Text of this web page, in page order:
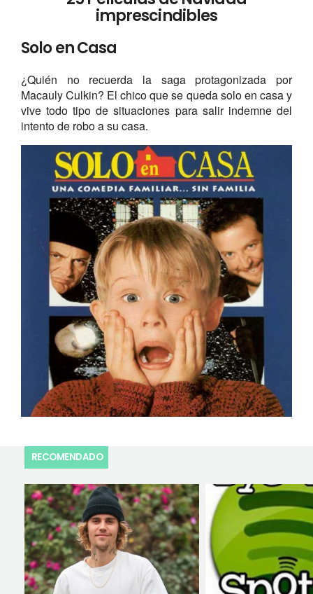
imprescindibles
Solo en Casa
¿Quién no recuerda la saga protagonizada por
Macauly Culkin? El chico que se queda solo en casa y
vive todo tipo de situaciones para salir indemne del
intento de robo a su casa.
RECOMENDADO